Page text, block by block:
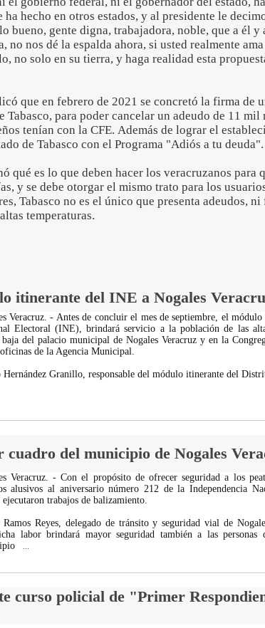
ha hecho en otros estados, y al presidente le
bueno, gente digna, trabajadora, noble, que a él y
no nos dé la espalda ahora, si usted realmente
no solo en su tierra, y haga realidad esta
que en febrero de 2021 se concretó la firma de
Tabasco, para poder cancelar un adeudo de 11 mil
tenían con la CFE. Además de lograr el
de Tabasco con el Programa "Adiós a tu deuda".
qué es lo que deben hacer los veracruzanos para
y se debe otorgar el mismo trato para los
Tabasco no es el único que presenta adeudos, ni
temperaturas.
itinerante del INE a Nogales
Veracruz. - Antes de concluir el mes de septiembre, el
Electoral (INE), brindará servicio a la población de las
baja del palacio municipal de Nogales Veracruz y en la
de la Agencia Municipal.
Hernández Granillo, responsable del módulo itinerante del
del municipio de Nogales
Veracruz. - Con el propósito de ofrecer seguridad a los
alusivos al aniversario número 212 de la Independencia
ejecutaron trabajos de balizamiento.
Reyes, delegado de tránsito y seguridad vial de
labor brindará mayor seguridad también a las personas
curso policial de "Primer